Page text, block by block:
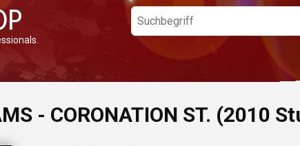
- CORONATION ST. (2010